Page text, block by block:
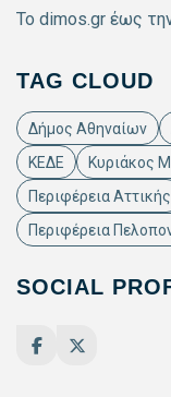
Το dimos.gr έως
TAG CLOUD
Δήμος Αθηναίων
ΚΕΔΕ
Κυριάκος
Περιφέρεια Αττικής
Περιφέρεια
SOCIAL